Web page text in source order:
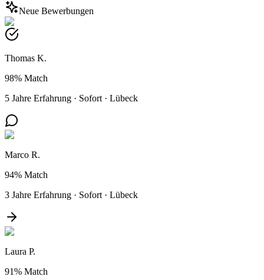
Neue Bewerbungen
Thomas K.
98% Match
5 Jahre Erfahrung · Sofort · Lübeck
Marco R.
94% Match
3 Jahre Erfahrung · Sofort · Lübeck
Laura P.
91% Match